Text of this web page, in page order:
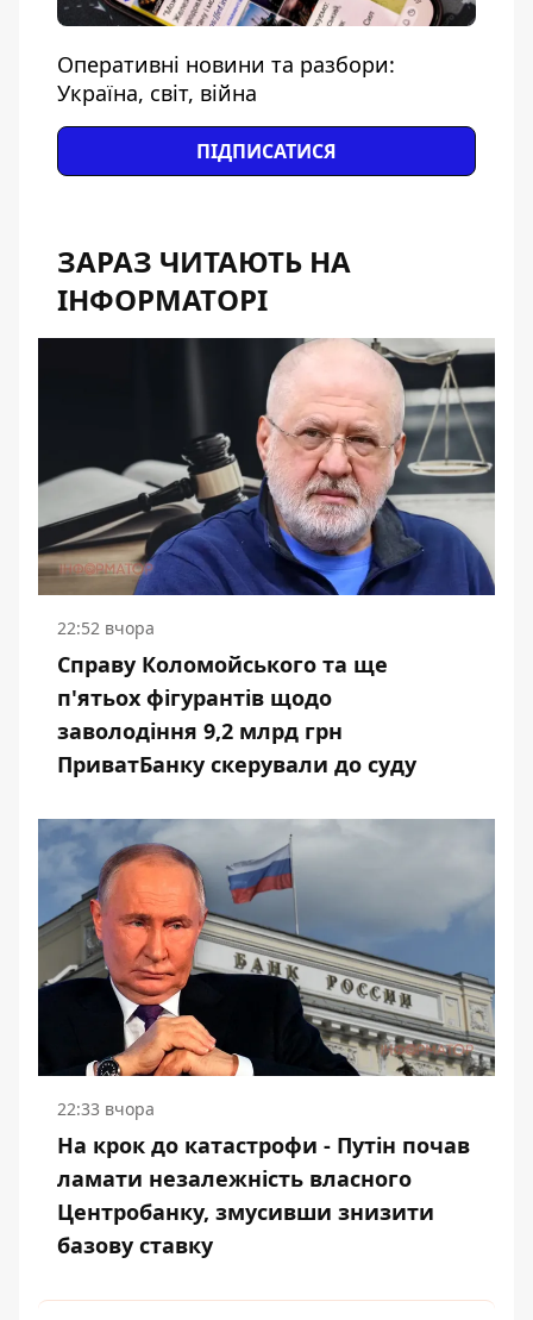
Оперативні новини та разбори:
Україна, світ, війна
ПІДПИСАТИСЯ
ЗАРАЗ ЧИТАЮТЬ НА
ІНФОРМАТОРІ
22:52 вчора
Справу Коломойського та ще
п'ятьох фігурантів щодо
заволодіння 9,2 млрд грн
ПриватБанку скерували до суду
22:33 вчора
На крок до катастрофи - Путін почав
ламати незалежність власного
Центробанку, змусивши знизити
базову ставку